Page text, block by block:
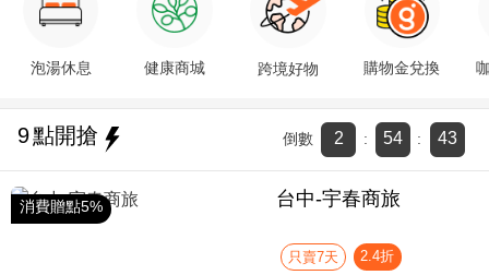
泡湯休息 健康商城 跨境好物 購物金兌換
9點開搶 倒數 2 : 54 : 42
消費贈點5% 台中-宇春商旅
只賣7天 2.4折